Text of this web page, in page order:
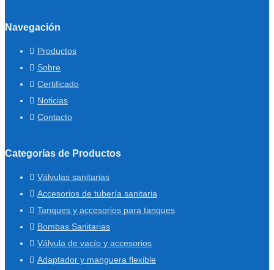
Navegación
Productos
Sobre
Certificado
Noticias
Contacto
Categorías de Productos
Válvulas sanitarias
Accesorios de tubería sanitaria
Tanques y accesorios para tanques
Bombas Sanitarias
Válvula de vacío y accesorios
Adaptador y manguera flexible